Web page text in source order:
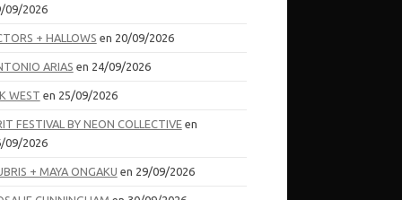
09/2026
+ HALLOWS en 20/09/2026
ARIAS en 24/09/2026
WEST en 25/09/2026
FESTIVAL BY NEON COLLECTIVEen
09/2026
+ MAYA ONGAKU en 29/09/2026